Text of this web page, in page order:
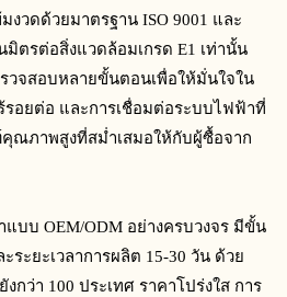
มิตรต่อสิ่งแวดล้อมเกรด E1 เท่านั้น
วจสอบหลายขั้นตอนเพื่อให้มั่นใจใน
รอยต่อ และการเชื่อมต่อระบบไฟฟ้าที่
ณภาพสูงที่สม่ำเสมอให้กับผู้ซื้อจาก
ะยะเวลาการผลิต 15-30 วัน ด้วย
กว่า 100 ประเทศ ราคาโปร่งใส การ